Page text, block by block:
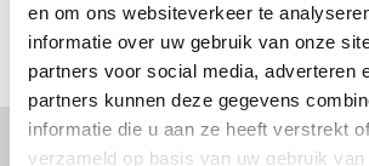
en om ons websiteverkeer te
informatie over uw gebruik van onze
partners voor social media, adverteren
partners kunnen deze gegevens
informatie die u aan ze heeft verstrekt
verzameld op basis van uw gebruik